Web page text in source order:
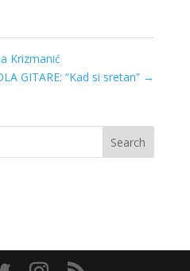
Krizmanić
GITARE: “Kad si sretan” →